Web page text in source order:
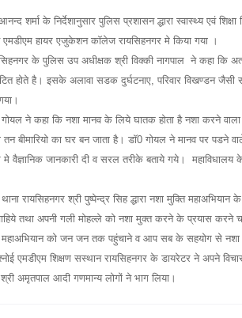
शर्मा के निर्देशानुसार पुलिस प्रशासन द्धारा स्वास्थ्य एवं
एमडीएम हायर एजुकेशन कॉलेज रायसिहनगर मे किया गया ।
के पुलिस उप अधीक्षक श्री विक्की नागपाल ने कहा कि
होते है। इसके अलावा सडक दुर्घटनाए, परिवार विखण्डन
गोयल ने कहा कि नशा मानव के लिये घातक होता है नशा करने
तन बीमारियो का घर बन जाता है। डॉ0 गोयल ने मानव पर पडने
वैज्ञानिक जानकारी दी व सरल तरीके बताये गये।
रायसिहनगर श्री पुष्पेन्द्र सिह द्धारा नशा मुक्ति
तथा अपनी गली मोहल्ले को नशा मुक्त करने के प्रयास करने
महाअभियान को जन जन तक पहुंचाने व आप सब के सहयोग से
एमडीएम शिक्षण सस्थान रायसिहनगर के डायरेटर ने अपने
अमृतपाल आदी गणमान्य लोगों ने भाग लिया।